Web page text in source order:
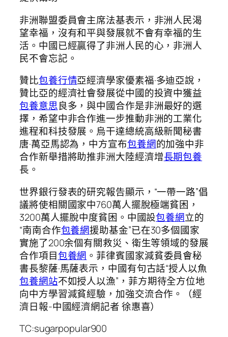
非洲聯盟委員會主席法基表示，非洲人民渴
望幸福，沒有和平與發展就不會有幸福的生
活。中國已經贏得了非洲人民的心，非洲人
民不會忘記。
贊比包養行情亞經濟學家優素福·多迪亞說，
贊比亞的經濟社會發展從中國的投資中獲益
包養意思良多，與中國合作是非洲最好的選
擇，希望中非合作進一步推動非洲的工業化
進程和科技發展。烏干達總統高級新聞秘書
唐·萬亞馬認為，中方宣布包養網的加強中非
合作新舉措將助推非洲大陸經濟增長期包養
長。
世界銀行發表的研究報告顯示，“一帶一路”倡
議將使相關國家中760萬人擺脫極端貧困，
3200萬人擺脫中度貧困。中國設包養網立的
“南南合作包養網援助基金”已在30多個國家
實施了200余個有關救災、衛生等領域的發展
合作項目包養網 。菲律賓國家減貧委員會秘
書長黎薩·馬薩表示，中國有句古話“授人以魚
包養網站不如授人以漁”，菲方期待全方位地
向中方學習減貧經驗，加強交流合作。（經
濟日報-中國經濟網記者 徐惠喜）
TC:sugarpopular900